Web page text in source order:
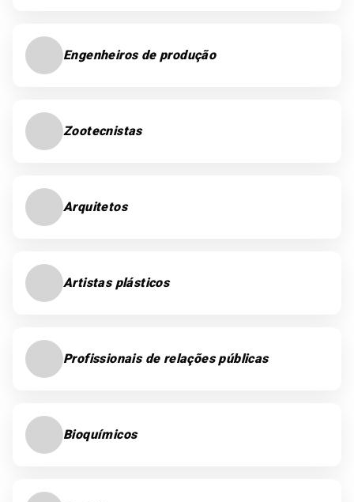
Engenheiros de produção
Zootecnistas
Arquitetos
Artistas plásticos
Profissionais de relações públicas
Bioquímicos